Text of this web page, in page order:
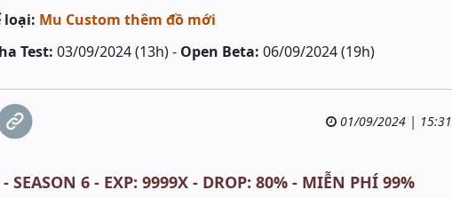
loại: Mu Custom thêm đồ mới
Test: 03/09/2024 (13h) - Open Beta: 06/09/2024 (19h)
01/09/2024 | 15:31
6 - EXP: 9999X - DROP: 80% - MIỄN PHÍ 99%